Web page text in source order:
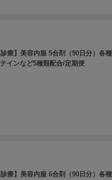
診療】美容内服 5合剤（90日分）各
インなど5種類配合/定期便
診療】美容内服 6合剤（90日分）各